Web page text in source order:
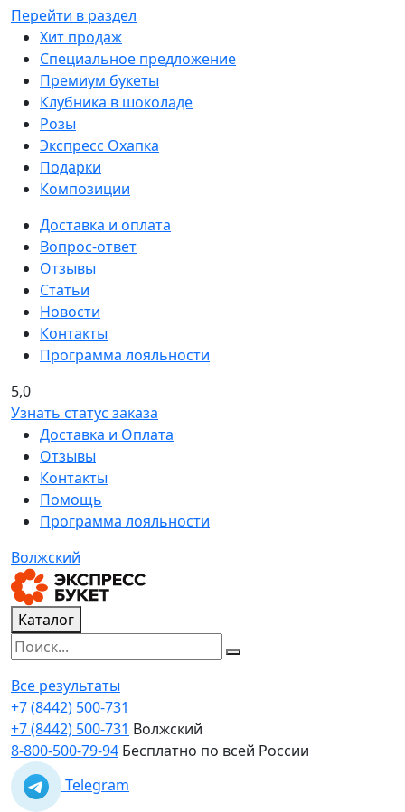
Перейти в раздел
Хит продаж
Специальное предложение
Премиум букеты
Клубника в шоколаде
Розы
Экспресс Охапка
Подарки
Композиции
Доставка и оплата
Вопрос-ответ
Отзывы
Статьи
Новости
Контакты
Программа лояльности
5,0
Узнать статус заказа
Доставка и Оплата
Отзывы
Контакты
Помощь
Программа лояльности
Волжский
Каталог
Все результаты
+7 (8442) 500-731
+7 (8442) 500-731 Волжский
8-800-500-79-94 Бесплатно по всей России
Telegram